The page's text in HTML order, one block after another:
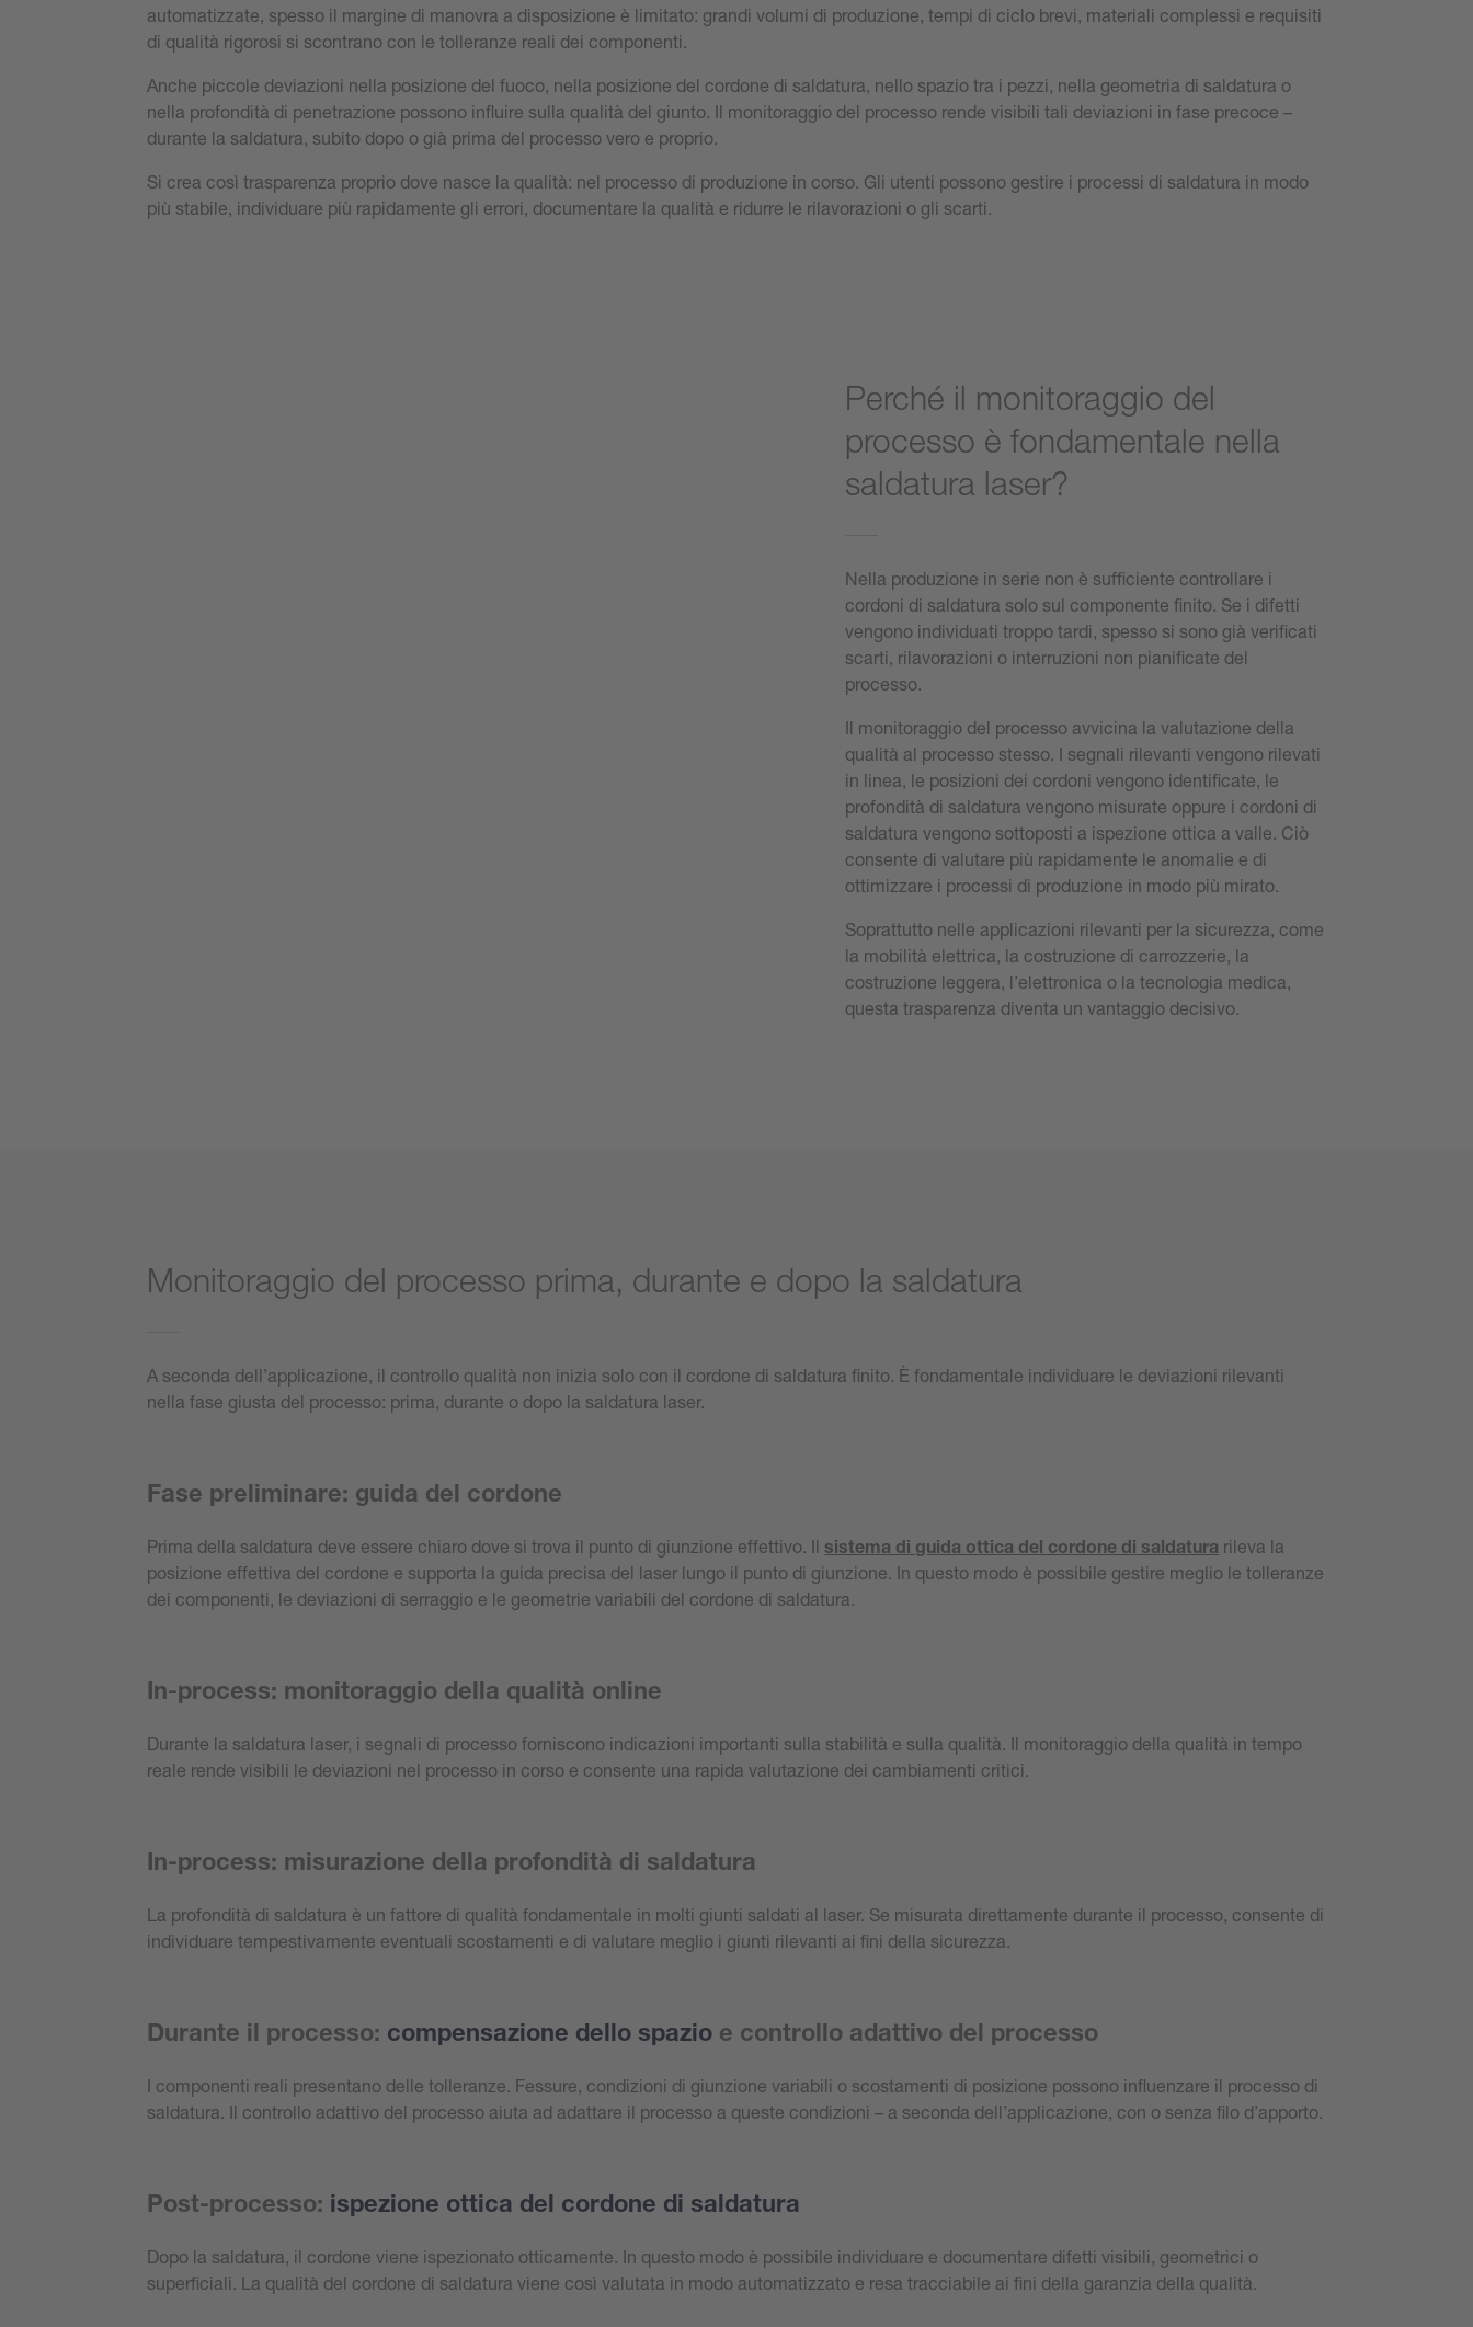
automatizzate, spesso il margine di manovra a disposizione è limitato: grandi volumi di produzione, tempi di ciclo brevi, materiali complessi e requisiti
di qualità rigorosi si scontrano con le tolleranze reali dei componenti.
Anche piccole deviazioni nella posizione del fuoco, nella posizione del cordone di saldatura, nello spazio tra i pezzi, nella geometria di saldatura o
nella profondità di penetrazione possono influire sulla qualità del giunto. Il monitoraggio del processo rende visibili tali deviazioni in fase precoce –
durante la saldatura, subito dopo o già prima del processo vero e proprio.
Si crea così trasparenza proprio dove nasce la qualità: nel processo di produzione in corso. Gli utenti possono gestire i processi di saldatura in modo
più stabile, individuare più rapidamente gli errori, documentare la qualità e ridurre le rilavorazioni o gli scarti.
Perché il monitoraggio del
processo è fondamentale nella
saldatura laser?
Nella produzione in serie non è sufficiente controllare i
cordoni di saldatura solo sul componente finito. Se i difetti
vengono individuati troppo tardi, spesso si sono già verificati
scarti, rilavorazioni o interruzioni non pianificate del
processo.
Il monitoraggio del processo avvicina la valutazione della
qualità al processo stesso. I segnali rilevanti vengono rilevati
in linea, le posizioni dei cordoni vengono identificate, le
profondità di saldatura vengono misurate oppure i cordoni di
saldatura vengono sottoposti a ispezione ottica a valle. Ciò
consente di valutare più rapidamente le anomalie e di
ottimizzare i processi di produzione in modo più mirato.
Soprattutto nelle applicazioni rilevanti per la sicurezza, come
la mobilità elettrica, la costruzione di carrozzerie, la
costruzione leggera, l’elettronica o la tecnologia medica,
questa trasparenza diventa un vantaggio decisivo.
Monitoraggio del processo prima, durante e dopo la saldatura
A seconda dell’applicazione, il controllo qualità non inizia solo con il cordone di saldatura finito. È fondamentale individuare le deviazioni rilevanti
nella fase giusta del processo: prima, durante o dopo la saldatura laser.
Fase preliminare: guida del cordone
Prima della saldatura deve essere chiaro dove si trova il punto di giunzione effettivo. Il sistema di guida ottica del cordone di saldatura rileva la
posizione effettiva del cordone e supporta la guida precisa del laser lungo il punto di giunzione. In questo modo è possibile gestire meglio le tolleranze
dei componenti, le deviazioni di serraggio e le geometrie variabili del cordone di saldatura.
In-process: monitoraggio della qualità online
Durante la saldatura laser, i segnali di processo forniscono indicazioni importanti sulla stabilità e sulla qualità. Il monitoraggio della qualità in tempo
reale rende visibili le deviazioni nel processo in corso e consente una rapida valutazione dei cambiamenti critici.
In-process: misurazione della profondità di saldatura
La profondità di saldatura è un fattore di qualità fondamentale in molti giunti saldati al laser. Se misurata direttamente durante il processo, consente di
individuare tempestivamente eventuali scostamenti e di valutare meglio i giunti rilevanti ai fini della sicurezza.
Durante il processo: compensazione dello spazio e controllo adattivo del processo
I componenti reali presentano delle tolleranze. Fessure, condizioni di giunzione variabili o scostamenti di posizione possono influenzare il processo di
saldatura. Il controllo adattivo del processo aiuta ad adattare il processo a queste condizioni – a seconda dell’applicazione, con o senza filo d’apporto.
Post-processo: ispezione ottica del cordone di saldatura
Dopo la saldatura, il cordone viene ispezionato otticamente. In questo modo è possibile individuare e documentare difetti visibili, geometrici o
superficiali. La qualità del cordone di saldatura viene così valutata in modo automatizzato e resa tracciabile ai fini della garanzia della qualità.